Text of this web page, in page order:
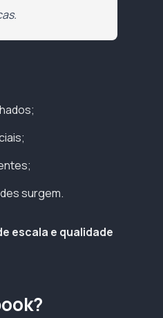
surgem.
escala e qualidade